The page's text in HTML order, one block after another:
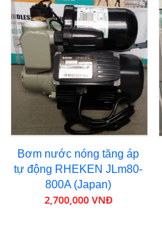
Bơm nước nóng tăng áp
tự động RHEKEN JLm80-
800A (Japan)
2,700,000 VNĐ